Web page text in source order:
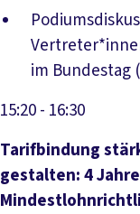
im Bundestag
15:20- 16:30
Tarifbindung
gestalten: 4